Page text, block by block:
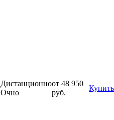
Дистанционно
Очно
от 48 950
руб.
Купить